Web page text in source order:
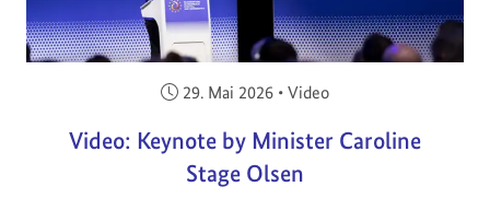
Veröffentlicht am:
29. Mai 2026 • Video
Video: Keynote by Minister Caroline
Stage Olsen